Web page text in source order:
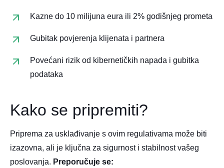
Kazne do 10 milijuna eura ili 2% godišnjeg prometa
Gubitak povjerenja klijenata i partnera
Povećani rizik od kibernetičkih napada i gubitka
podataka​
Kako se pripremiti?
Priprema za usklađivanje s ovim regulativama može biti
izazovna, ali je ključna za sigurnost i stabilnost vašeg
poslovanja. Preporučuje se:​